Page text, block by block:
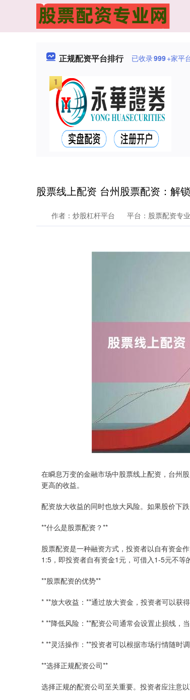
正规配资平台排行 已收录999+家平
股票线上配资 台州股票配资：解
作者：炒股杠杆平台 平台：股票配资专
在瞬息万变的金融市场中股票线上配资，台州
更高的收益。
配资放大收益的同时也放大风险。如果股价下
**什么是股票配资？**
股票配资是一种融资方式，投资者以自有资金
1:5，即投资者自有资金1元，可借入1-5元不等
**股票配资的优势**
* **放大收益：**通过放大资金，投资者可以获得
* **降低风险：**配资公司通常会设置止损线，
* **灵活操作：**投资者可以根据市场行情随时
**选择正规配资公司**
选择正规的配资公司至关重要。投资者应注意以